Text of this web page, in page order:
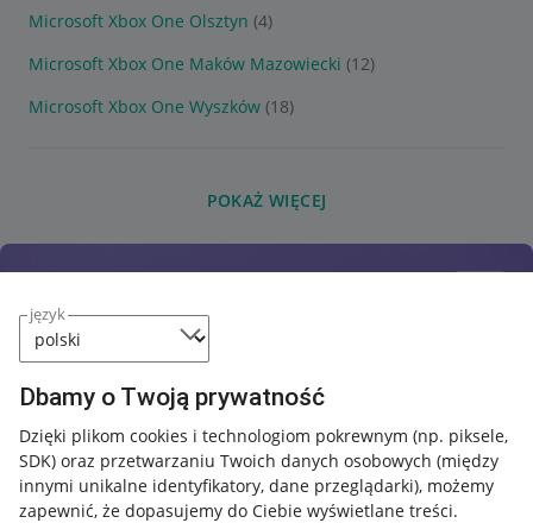
język
Dbamy o Twoją prywatność
Dzięki plikom cookies i technologiom pokrewnym (np. piksele,
SDK) oraz przetwarzaniu Twoich danych osobowych (między
innymi unikalne identyfikatory, dane przeglądarki), możemy
zapewnić, że dopasujemy do Ciebie wyświetlane treści.
Microsoft Xbox One Olsztyn (4)
Microsoft Xbox One Maków Mazowiecki (12)
Microsoft Xbox One Wyszków (18)
POKAŻ WIĘCEJ